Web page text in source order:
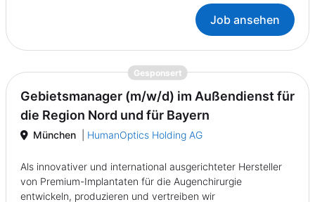
Job ansehen
Gesponsert{prompt.job}
Gebietsmanager (m/w/d) im Außendienst für
die Region Nord und für Bayern
München HumanOptics Holding AG
Als innovativer und international ausgerichteter Hersteller
von Premium-Implantaten für die Augenchirurgie
entwickeln, produzieren und vertreiben wir